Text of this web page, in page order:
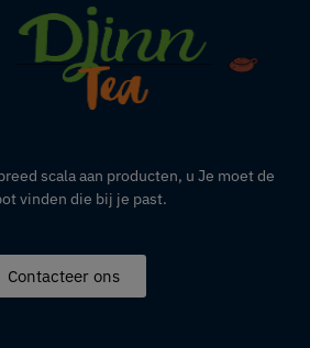
scala aan producten, u Je moet de
vinden die bij je past.
Contacteer ons